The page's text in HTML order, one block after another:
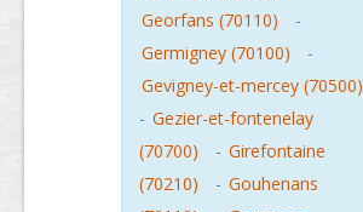
Georfans (70110)
-
Germigney (70100)
-
Gevigney-et-mercey (70500)
- Gezier-et-fontenelay
(70700)
- Girefontaine
(70210)
- Gouhenans